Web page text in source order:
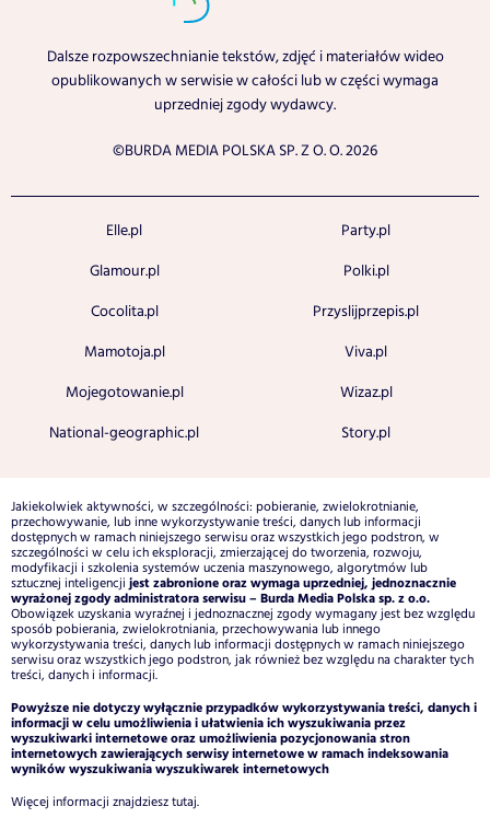
Dalsze rozpowszechnianie tekstów, zdjęć i materiałów wideo
opublikowanych w serwisie w całości lub w części wymaga
uprzedniej zgody wydawcy.
©BURDA MEDIA POLSKA SP. Z O. O. 2026
Elle.pl
Glamour.pl
Cocolita.pl
Mamotoja.pl
Mojegotowanie.pl
National-geographic.pl
Party.pl
Polki.pl
Przyslijprzepis.pl
Viva.pl
Wizaz.pl
Story.pl
Jakiekolwiek aktywności, w szczególności: pobieranie, zwielokrotnianie,
przechowywanie, lub inne wykorzystywanie treści, danych lub informacji
dostępnych w ramach niniejszego serwisu oraz wszystkich jego podstron, w
szczególności w celu ich eksploracji, zmierzającej do tworzenia, rozwoju,
modyfikacji i szkolenia systemów uczenia maszynowego, algorytmów lub
sztucznej inteligencji jest zabronione oraz wymaga uprzedniej, jednoznacznie
wyrażonej zgody administratora serwisu – Burda Media Polska sp. z o.o.
Obowiązek uzyskania wyraźnej i jednoznacznej zgody wymagany jest bez względu
sposób pobierania, zwielokrotniania, przechowywania lub innego
wykorzystywania treści, danych lub informacji dostępnych w ramach niniejszego
serwisu oraz wszystkich jego podstron, jak również bez względu na charakter tych
treści, danych i informacji.
Powyższe nie dotyczy wyłącznie przypadków wykorzystywania treści, danych i
informacji w celu umożliwienia i ułatwienia ich wyszukiwania przez
wyszukiwarki internetowe oraz umożliwienia pozycjonowania stron
internetowych zawierających serwisy internetowe w ramach indeksowania
wyników wyszukiwania wyszukiwarek internetowych
Więcej informacji znajdziesztutaj.